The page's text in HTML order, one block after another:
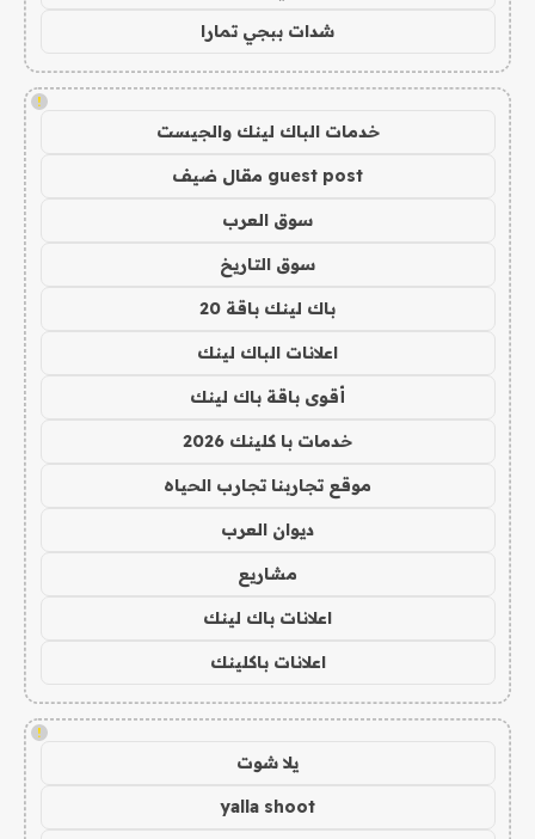
شدات ببجي تمارا
!
خدمات الباك لينك والجيست
guest post مقال ضيف
سوق العرب
سوق التاريخ
باك لينك باقة 20
اعلانات الباك لينك
أقوى باقة باك لينك
خدمات با كلينك 2026
موقع تجاربنا تجارب الحياه
ديوان العرب
مشاريع
اعلانات باك لينك
اعلانات باكلينك
!
يلا شوت
yalla shoot